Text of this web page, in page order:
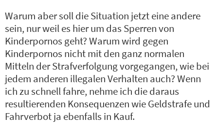
Warum aber soll die Situation jetzt eine andere
sein, nur weil es hier um das Sperren von
Kinderpornos geht? Warum wird gegen
Kinderpornos nicht mit den ganz normalen
Mitteln der Strafverfolgung vorgegangen, wie bei
jedem anderen illegalen Verhalten auch? Wenn
ich zu schnell fahre, nehme ich die daraus
resultierenden Konsequenzen wie Geldstrafe und
Fahrverbot ja ebenfalls in Kauf.